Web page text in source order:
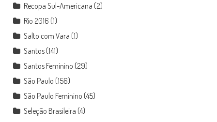
Recopa Sul-Americana (2)
Rio 2016 (1)
Salto com Vara (1)
Santos(141)
Santos Feminino (29)
São Paulo (156)
São Paulo Feminino (45)
Seleção Brasileira (4)